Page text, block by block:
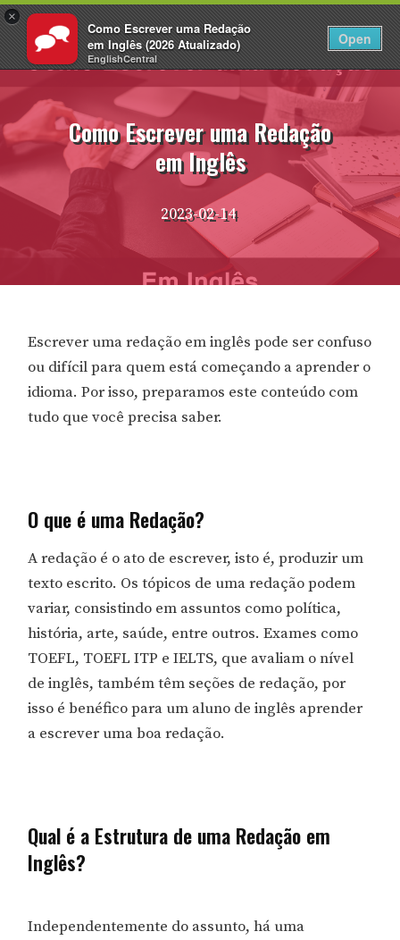
×
Como Escrever uma Redação
em Inglês (2026 Atualizado)
EnglishCentral
Open
Fazer login PT
Pular
para
conteúdo Como Escrever uma Redação
em Inglês
2023-02-14
Escrever uma redação em inglês pode ser confuso
ou difícil para quem está começando a aprender o
idioma. Por isso, preparamos este conteúdo com
tudo que você precisa saber.
O que é uma Redação?
A redação é o ato de escrever, isto é, produzir um
texto escrito. Os tópicos de uma redação podem
variar, consistindo em assuntos como política,
história, arte, saúde, entre outros. Exames como
TOEFL, TOEFL ITP e IELTS, que avaliam o nível
de inglês, também têm seções de redação, por
isso é benéfico para um aluno de inglês aprender
a escrever uma boa redação.
Qual é a Estrutura de uma Redação em
Inglês?
Independentemente do assunto, há uma